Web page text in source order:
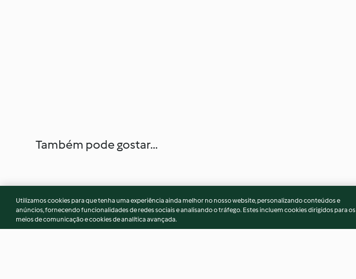
Também pode gostar...
Utilizamos cookies para que tenha uma experiência ainda melhor no nosso website, personalizando conteúdos e
anúncios, fornecendo funcionalidades de redes sociais e analisando o tráfego. Estes incluem cookies dirigidos para os
meios de comunicação e cookies de analítica avançada.